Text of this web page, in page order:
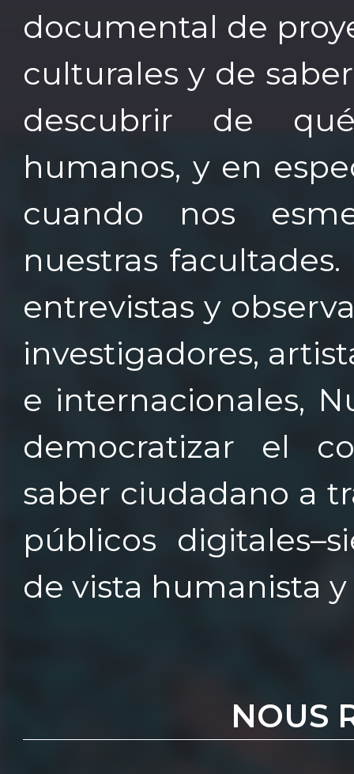
documental de
culturales y de
descubrir de
humanos, y en
cuando nos
nuestras
entrevistas y
investigadores,
e internacionales,
democratizar el
saber ciudadano a
públicos
de vista humanista
NOUS